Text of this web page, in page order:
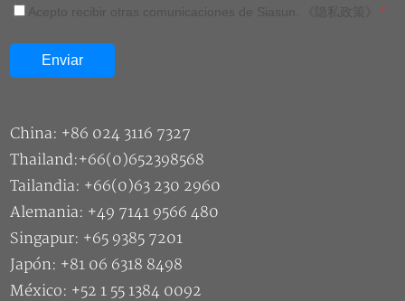
*
China: +86 024 3116 7327
Thailand:+66(0)652398568
Tailandia: +66(0)63 230 2960
Alemania: +49 7141 9566 480
Singapur: +65 9385 7201
Japón: +81 06 6318 8498
México: +52 1 55 1384 0092